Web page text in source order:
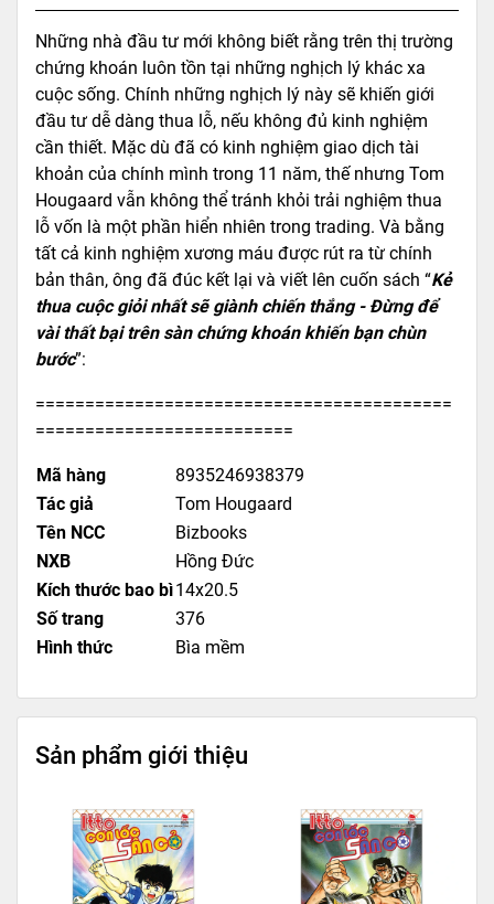
Những nhà đầu tư mới không biết rằng trên thị trường
chứng khoán luôn tồn tại những nghịch lý khác xa
cuộc sống. Chính những nghịch lý này sẽ khiến giới
đầu tư dễ dàng thua lỗ, nếu không đủ kinh nghiệm
cần thiết. Mặc dù đã có kinh nghiệm giao dịch tài
khoản của chính mình trong 11 năm, thế nhưng Tom
Hougaard vẫn không thể tránh khỏi trải nghiệm thua
lỗ vốn là một phần hiển nhiên trong trading. Và bằng
tất cả kinh nghiệm xương máu được rút ra từ chính
bản thân, ông đã đúc kết lại và viết lên cuốn sách “Kẻ
thua cuộc giỏi nhất sẽ giành chiến thắng - Đừng để
vài thất bại trên sàn chứng khoán khiến bạn chùn
bước”:
==========================================
==========================
Mã hàng
8935246938379
Tác giả
Tom Hougaard
Tên NCC
Bizbooks
NXB
Hồng Đức
Kích thước bao bì14x20.5
Số trang
376
Hình thức
Bìa mềm
Sản phẩm giới thiệu